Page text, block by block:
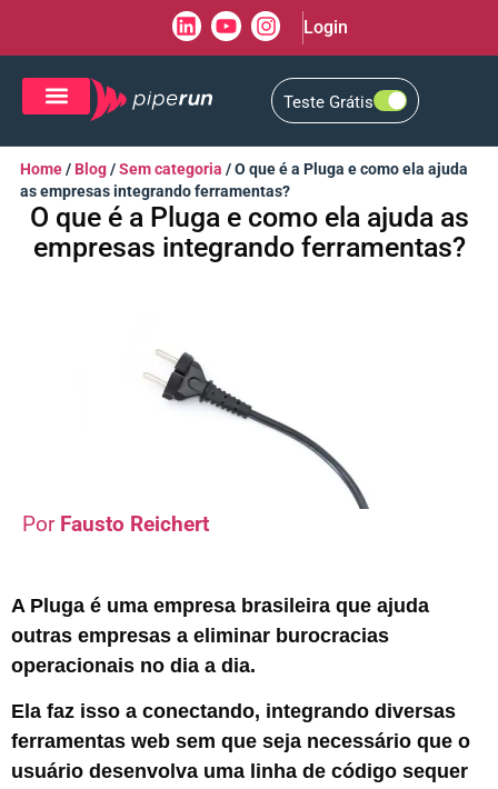
Login
Teste Grátis
Home/ Blog/Sem categoria /O que é a Pluga e como ela ajuda
as empresas integrando ferramentas?
O que é a Pluga e como ela ajuda as
empresas integrando ferramentas?
Fausto Reichert
A Pluga é uma empresa brasileira que ajuda
outras empresas a eliminar burocracias
operacionais no dia a dia.
Ela faz isso a conectando, integrando diversas
ferramentas web sem que seja necessário que o
usuário desenvolva uma linha de código sequer